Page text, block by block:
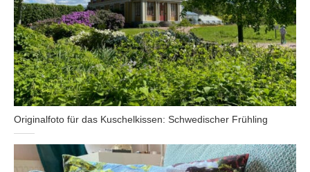
Originalfoto für das Kuschelkissen: Schwedischer Frühling